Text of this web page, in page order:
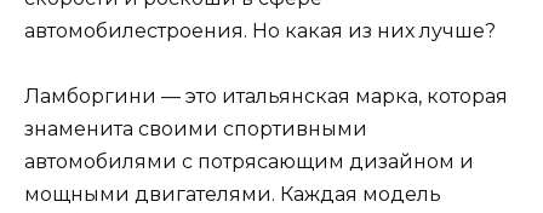
автомобилестроения. Но какая из них лучше?
Ламборгини — это итальянская марка, которая
знаменита своими спортивными
автомобилями с потрясающим дизайном и
мощными двигателями. Каждая модель